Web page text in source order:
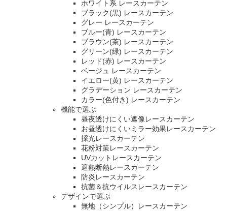
ホワイト系 レースカーテン
ブラック(黒) レースカーテン
グレー レースカーテン
ブルー(青) レースカーテン
ブラウン(茶) レースカーテン
グリーン(緑) レースカーテン
レッド(赤) レースカーテン
ベージュ レースカーテン
イエロー(黄) レースカーテン
グラデーション レースカーテン
カラー(色付き) レースカーテン
機能で選ぶ
昼夜透けにくい遮像レースカーテン
お昼透けにくいミラー効果レースカーテン
採光レースカーテン
花粉対策レースカーテン
UVカットレースカーテン
遮熱断熱レースカーテン
防炎レースカーテン
抗菌＆抗ウイルスレースカーテン
デザインで選ぶ
無地（シンプル）レースカーテン